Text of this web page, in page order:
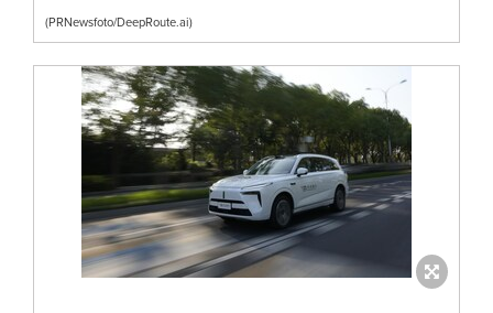
(PRNewsfoto/DeepRoute.ai)